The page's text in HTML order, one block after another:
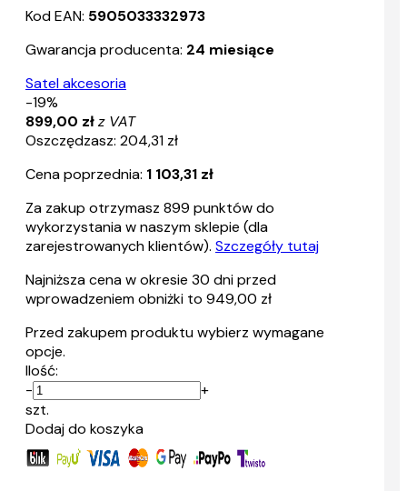
Kod EAN: 5905033332973
Gwarancja producenta: 24 miesiące
Satel akcesoria
-19%
899,00 złz VAT
Oszczędzasz: 204,31 zł
Cena poprzednia: 1 103,31 zł
Za zakup otrzymasz 899 punktów do
wykorzystania w naszym sklepie (dla
zarejestrowanych klientów). Szczegóły tutaj
Najniższa cena w okresie 30 dni przed
wprowadzeniem obniżki to 949,00 zł
Przed zakupem produktu wybierz wymagane
opcje.
Ilość:
-
+
szt.
Dodaj do koszyka